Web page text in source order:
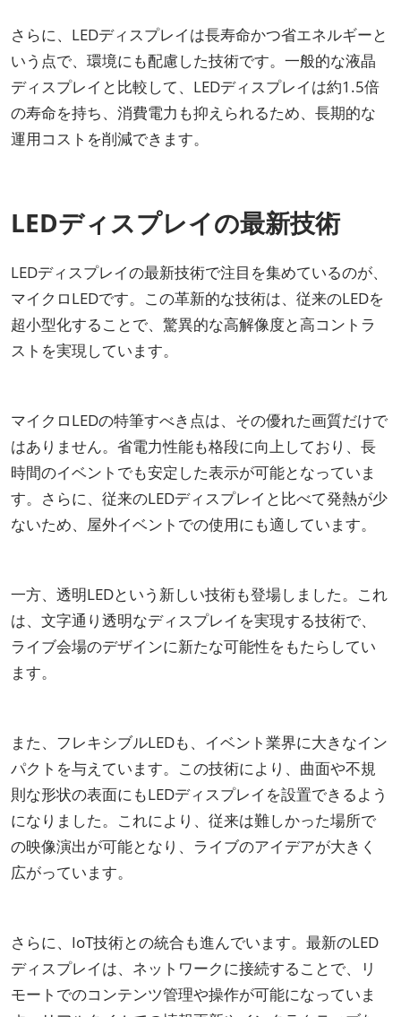
さらに、LEDディスプレイは長寿命かつ省エネルギーと
いう点で、環境にも配慮した技術です。一般的な液晶
ディスプレイと比較して、LEDディスプレイは約1.5倍
の寿命を持ち、消費電力も抑えられるため、長期的な
運用コストを削減できます。
LEDディスプレイの最新技術
LEDディスプレイの最新技術で注目を集めているのが、
マイクロLEDです。この革新的な技術は、従来のLEDを
超小型化することで、驚異的な高解像度と高コントラ
ストを実現しています。
マイクロLEDの特筆すべき点は、その優れた画質だけで
はありません。省電力性能も格段に向上しており、長
時間のイベントでも安定した表示が可能となっていま
す。さらに、従来のLEDディスプレイと比べて発熱が少
ないため、屋外イベントでの使用にも適しています。
一方、透明LEDという新しい技術も登場しました。これ
は、文字通り透明なディスプレイを実現する技術で、
ライブ会場のデザインに新たな可能性をもたらしてい
ます。
また、フレキシブルLEDも、イベント業界に大きなイン
パクトを与えています。この技術により、曲面や不規
則な形状の表面にもLEDディスプレイを設置できるよう
になりました。これにより、従来は難しかった場所で
の映像演出が可能となり、ライブのアイデアが大きく
広がっています。
さらに、IoT技術との統合も進んでいます。最新のLED
ディスプレイは、ネットワークに接続することで、リ
モートでのコンテンツ管理や操作が可能になっていま